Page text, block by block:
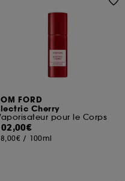
FORD
Cherry
pour le Corps
/ 100ml